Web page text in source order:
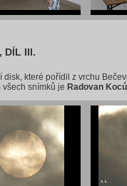
DÍL III.
které pořídil z vrchu
snímků je Radovan